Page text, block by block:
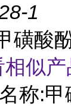
1
磺酸
相似
称: